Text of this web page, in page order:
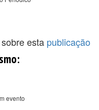
esta publicação
evento